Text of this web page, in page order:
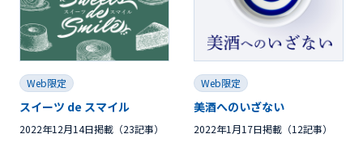
Web限定
スイーツ de スマイル
2022年12月14日掲載（23記事）
Web限定
美酒へのいざない
2022年1月17日掲載（12記事）